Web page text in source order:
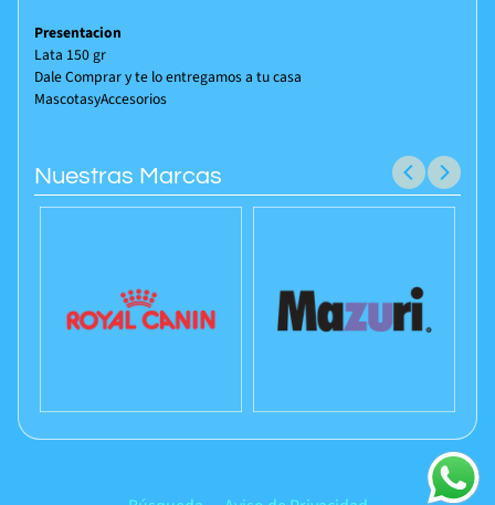
Presentacion
Lata 150 gr
Dale Comprar y te lo entregamos a tu casa
MascotasyAccesorios
Nuestras Marcas